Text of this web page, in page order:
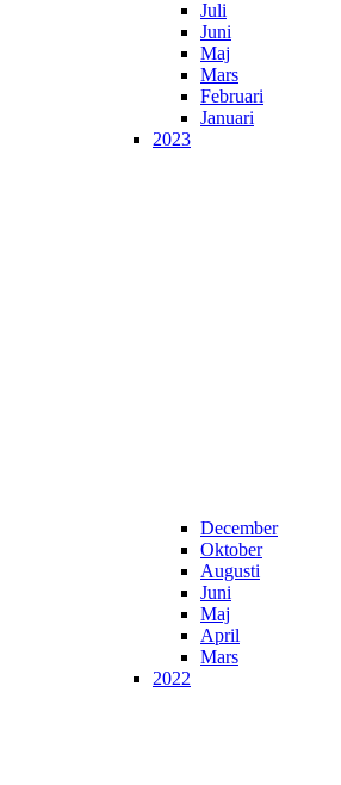
Juli
Juni
Maj
Mars
Februari
Januari
2023
December
Oktober
Augusti
Juni
Maj
April
Mars
2022